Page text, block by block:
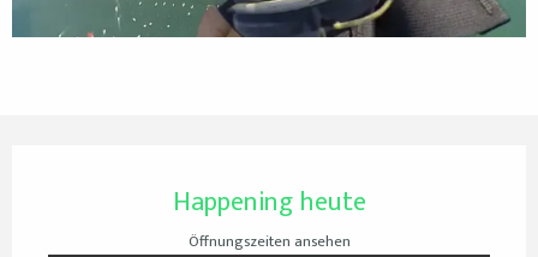
Happening heute
Öffnungszeiten ansehen